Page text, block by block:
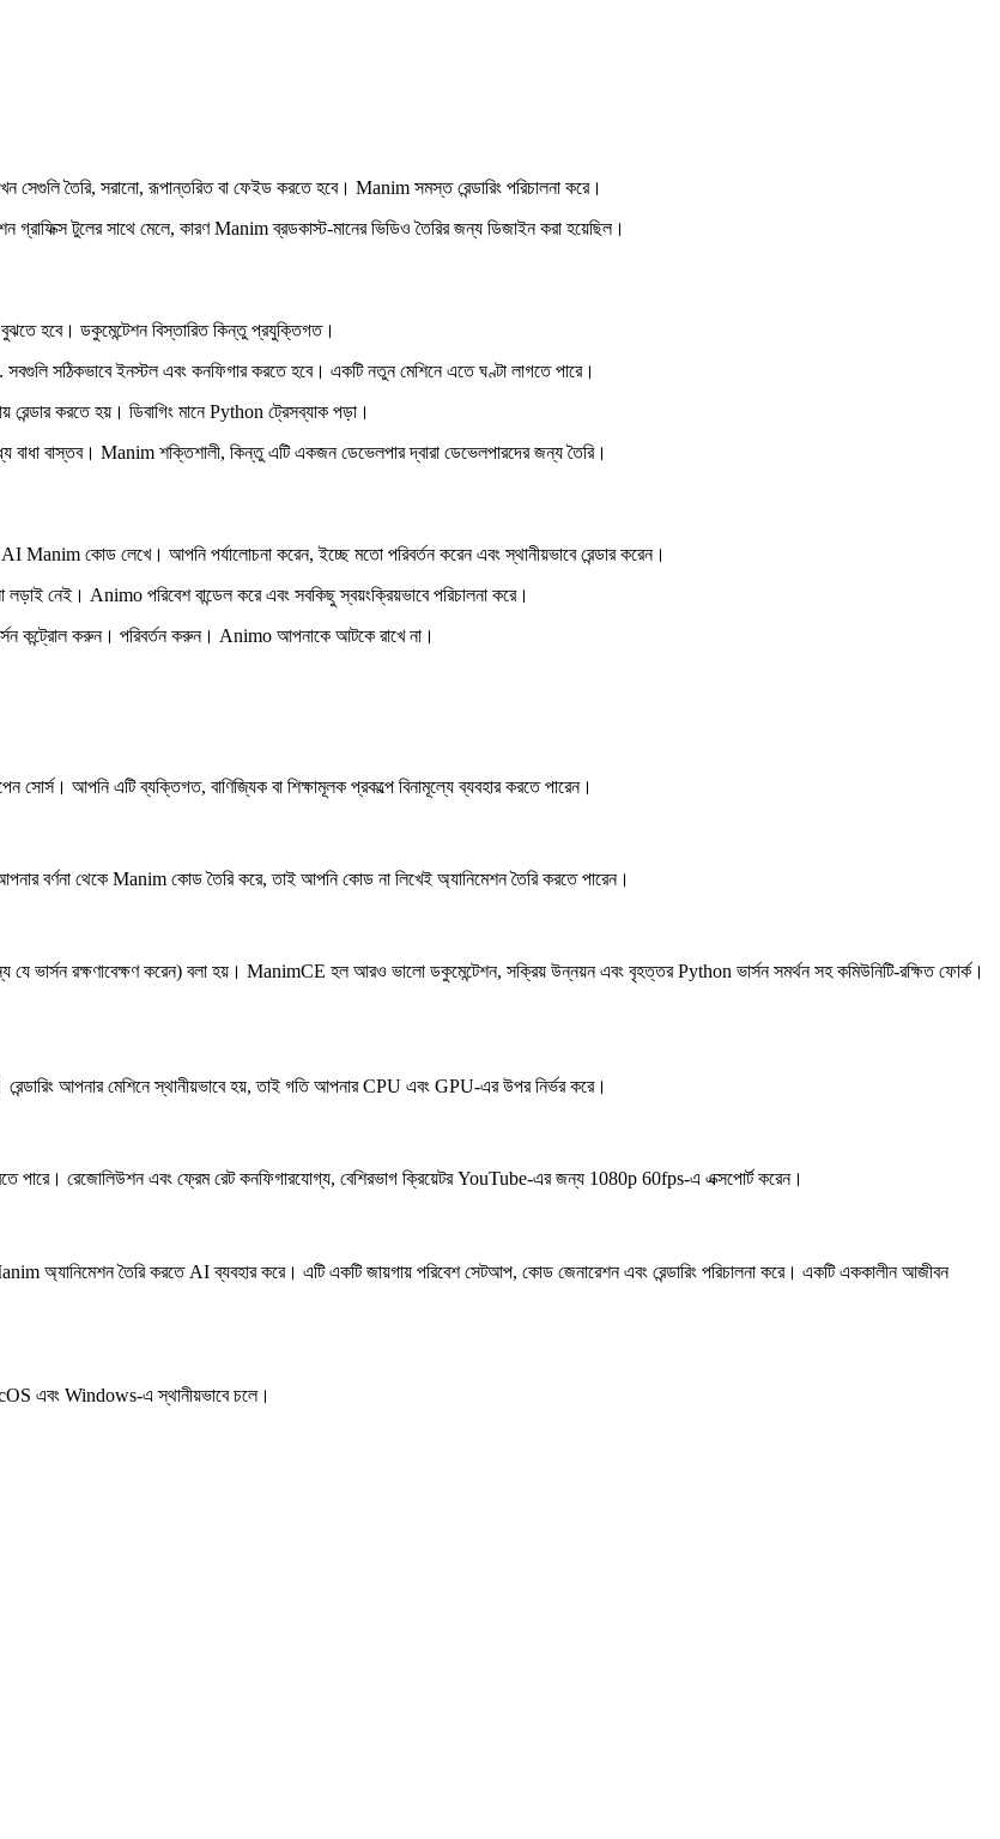
তৈরি, সরানো, রূপান্তরিত বা ফেইড করতে হবে। Manim সমস্ত রেন্ডারিং পরিচালনা করে।
টুলের সাথে মেলে, কারণ Manim ব্রডকাস্ট-মানের ভিডিও তৈরির জন্য ডিজাইন করা হয়েছিল।
হবে। ডকুমেন্টেশন বিস্তারিত কিন্তু প্রযুক্তিগত।
সঠিকভাবে ইনস্টল এবং কনফিগার করতে হবে। একটি নতুন মেশিনে এতে ঘণ্টা লাগতে পারে।
করতে হয়। ডিবাগিং মানে Python ট্রেসব্যাক পড়া।
বাধা বাস্তব। Manim শক্তিশালী, কিন্তু এটি একজন ডেভেলপার দ্বারা ডেভেলপারদের জন্য তৈরি।
কোড লেখে। আপনি পর্যালোচনা করেন, ইচ্ছে মতো পরিবর্তন করেন এবং স্থানীয়ভাবে রেন্ডার করেন।
Animo পরিবেশ বান্ডেল করে এবং সবকিছু স্বয়ংক্রিয়ভাবে পরিচালনা করে।
কন্ট্রোল করুন। পরিবর্তন করুন। Animo আপনাকে আটকে রাখে না।
আপনি এটি ব্যক্তিগত, বাণিজ্যিক বা শিক্ষামূলক প্রকল্পে বিনামূল্যে ব্যবহার করতে পারেন।
থেকে Manim কোড তৈরি করে, তাই আপনি কোড না লিখেই অ্যানিমেশন তৈরি করতে পারেন।
রক্ষণাবেক্ষণ করেন) বলা হয়। ManimCE হল আরও ভালো ডকুমেন্টেশন, সক্রিয় উন্নয়ন এবং বৃহত্তর Python ভার্সন সমর্থন সহ কমিউনিটি-রক্ষিত ফোর্ক।
রেন্ডারিং আপনার মেশিনে স্থানীয়ভাবে হয়, তাই গতি আপনার CPU এবং GPU-এর উপর নির্ভর করে।
রেজোলিউশন এবং ফ্রেম রেট কনফিগারযোগ্য, বেশিরভাগ ক্রিয়েটর YouTube-এর জন্য 1080p 60fps-এ এক্সপোর্ট করেন।
তৈরি করতে AI ব্যবহার করে। এটি একটি জায়গায় পরিবেশ সেটআপ, কোড জেনারেশন এবং রেন্ডারিং পরিচালনা করে। একটি এককালীন আজীবন
এবং Windows-এ স্থানীয়ভাবে চলে।